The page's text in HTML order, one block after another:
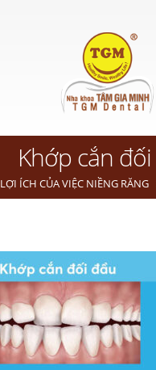
Khớp cắn
LỢI ÍCH CỦA VIỆC NIỀNG RĂNG